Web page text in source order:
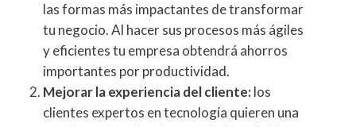
las formas más impactantes de transformar
tu negocio. Al hacer sus procesos más ágiles
y eficientes tu empresa obtendrá ahorros
importantes por productividad.
Mejorar la experiencia del cliente:los
clientes expertos en tecnología quieren una